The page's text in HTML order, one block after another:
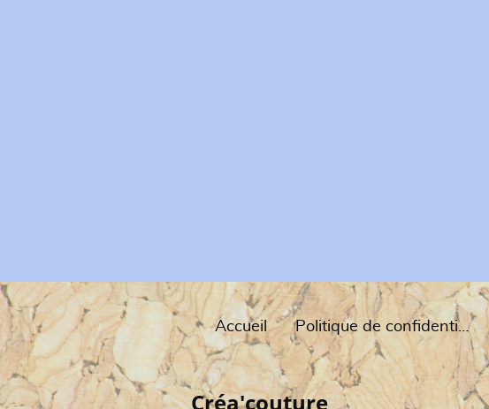
Accueil Politique de confidentialité
Créa'couture